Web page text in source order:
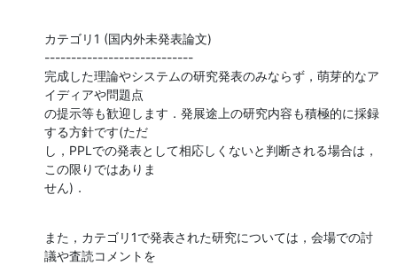
カテゴリ1 (国内外未発表論文)
----------------------------
完成した理論やシステムの研究発表のみならず，萌芽的なア
イディアや問題点
の提示等も歓迎します．発展途上の研究内容も積極的に採録
する方針です(ただ
し，PPLでの発表として相応しくないと判断される場合は，
この限りではありま
せん)．
また，カテゴリ1で発表された研究については，会場での討
議や査読コメントを